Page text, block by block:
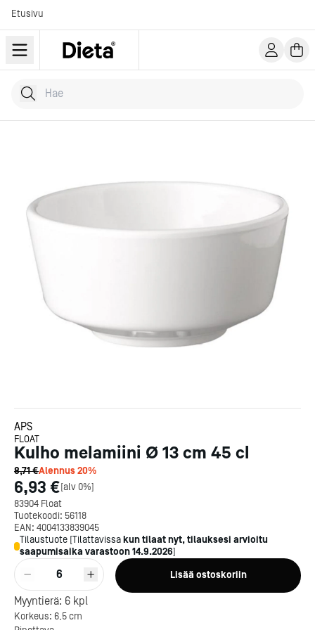
Etusivu
Hae tuotteita
Kirjoita hakusana...
APS
FLOAT
Kulho melamiini Ø 13 cm 45 cl
8,71 €Alennus20%
6,93 €[alv 0%]
83904 Float
Tuotekoodi: 56118
EAN: 4004133839045
Tilaustuote [Tilattavissa kun tilaat nyt, tilauksesi arvioitu
saapumisaika varastoon14.9.2026]
6 Lisää ostoskoriin
Myyntierä: 6 kpl
Korkeus: 6,5 cmKotipizza on vuonna 1987